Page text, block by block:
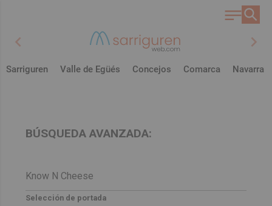
chevron_left chevron_right
Sarriguren Valle de Egüés Concejos Comarca Navarra
BÚSQUEDA AVANZADA:
Selección de portada